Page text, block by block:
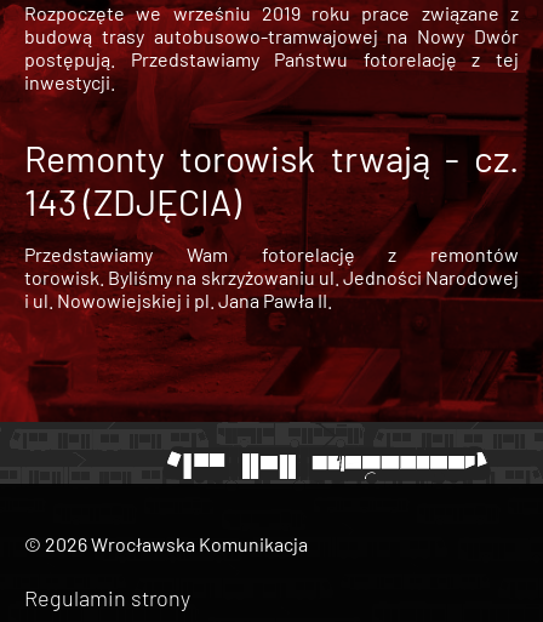
Rozpoczęte we wrześniu 2019 roku prace związane z
budową trasy autobusowo-tramwajowej na Nowy Dwór
postępują. Przedstawiamy Państwu fotorelację z tej
inwestycji.
Remonty torowisk trwają - cz.
143 (ZDJĘCIA)
Przedstawiamy Wam fotorelację z remontów
torowisk. Byliśmy na skrzyżowaniu ul. Jedności Narodowej
i ul. Nowowiejskiej i pl. Jana Pawła II.
© 2026 Wrocławska Komunikacja
Regulamin strony